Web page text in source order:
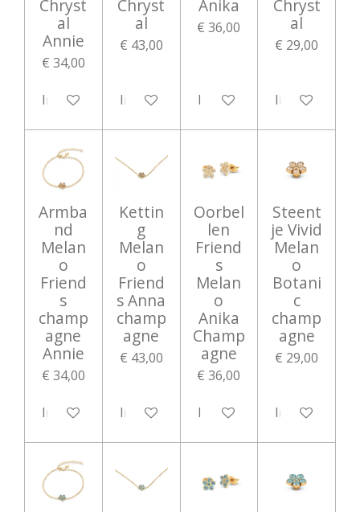
Chryst
al
Annie
€ 34,00
In winkelwagen
Chryst
al
€ 43,00
In winkelwagen
Anika
€ 36,00
In winkelwagen
Chryst
al
€ 29,00
In
Armba
nd
Melan
o
Friend
s
champ
agne
Annie
€ 34,00
In winkelwagen
Kettin
g
Melan
o
Friend
s Anna
champ
agne
€ 43,00
In winkelwagen
Oorbel
len
Friend
s
Melan
o
Anika
Champ
agne
€ 36,00
In winkelwagen
Steent
je Vivid
Melan
o
Botani
c
champ
agne
€ 29,00
In